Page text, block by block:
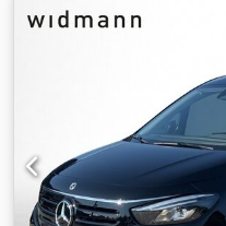
kitas, Gamybos metai:
papildomi žibintai, vairo